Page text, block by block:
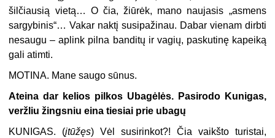
šilčiausią vietą… O čia, žiūrėk, mano naujasis „asmens
sargybinis“… Vakar naktį susipažinau. Dabar vienam dirbti
nesaugu – aplink pilna banditų ir vagių, paskutinę kapeiką
gali atimti.
MOTINA. Mane saugo sūnus.
Ateina dar kelios pilkos Ubagėlės. Pasirodo Kunigas,
veržliu žingsniu eina tiesiai prie ubagų
KUNIGAS.
(įtūžęs) Vėl susirinkot?! Čia vaikšto turistai,